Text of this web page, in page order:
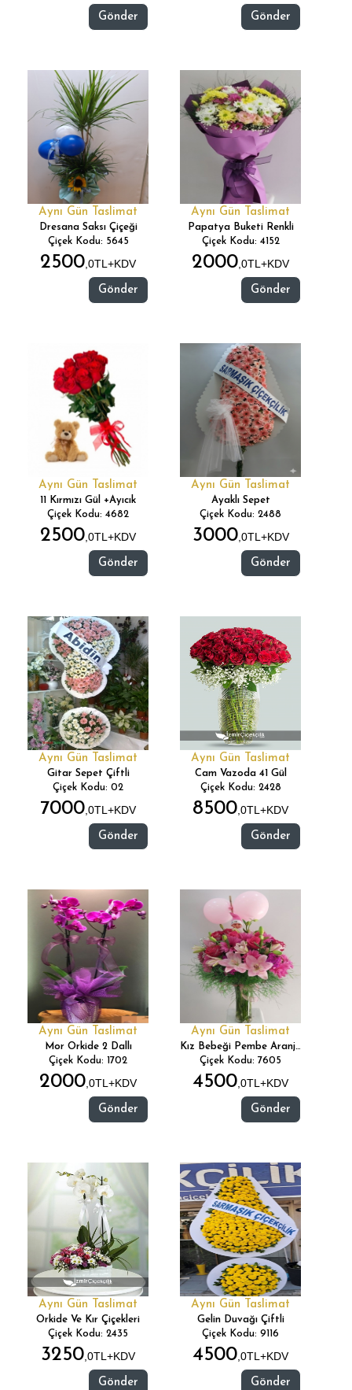
Gönder Gönder
Aynı Gün Taslimat
Dresana Saksı Çiçeği
Çiçek Kodu: 5645
2500,0TL+KDV
Gönder
Aynı Gün Taslimat
Papatya Buketi Renkli
Çiçek Kodu: 4152
2000,0TL+KDV
Gönder
Aynı Gün Taslimat
11 Kırmızı Gül +Ayıcık
Çiçek Kodu: 4682
2500,0TL+KDV
Gönder
Aynı Gün Taslimat
Ayaklı Sepet
Çiçek Kodu: 2488
3000,0TL+KDV
Gönder
Aynı Gün Taslimat
Gitar Sepet Çiftli
Çiçek Kodu: 02
7000,0TL+KDV
Gönder
Aynı Gün Taslimat
Cam Vazoda 41 Gül
Çiçek Kodu: 2428
8500,0TL+KDV
Gönder
Aynı Gün Taslimat
Mor Orkide 2 Dallı
Çiçek Kodu: 1702
2000,0TL+KDV
Gönder
Aynı Gün Taslimat
Kız Bebeği Pembe Aranjmanı
Çiçek Kodu: 7605
4500,0TL+KDV
Gönder
Aynı Gün Taslimat
Orkide Ve Kır Çiçekleri
Çiçek Kodu: 2435
3250,0TL+KDV
Gönder
Aynı Gün Taslimat
Gelin Duvağı Çiftli
Çiçek Kodu: 9116
4500,0TL+KDV
Gönder